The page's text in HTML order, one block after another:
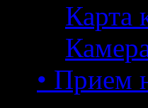
Карта
• Прием